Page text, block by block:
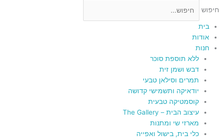
חיפוש
בית
אודות
חנות
ללא תוספת סוכר
דבש ושמן זית
תמרים וסילאן טבעי
יודאיקה ותשמישי קדושה
קוסמטיקה טבעית
עיצוב הבית – The Gallery
מארזי שי ומתנות
כלי בית, בישול ואפייה